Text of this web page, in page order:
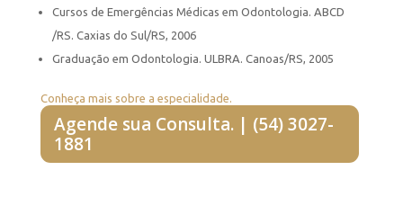
Cursos de Emergências Médicas em Odontologia. ABCD
/RS. Caxias do Sul/RS, 2006
Graduação em Odontologia. ULBRA. Canoas/RS, 2005
Conheça mais sobre a especialidade.
Agende sua Consulta. | (54) 3027-
1881